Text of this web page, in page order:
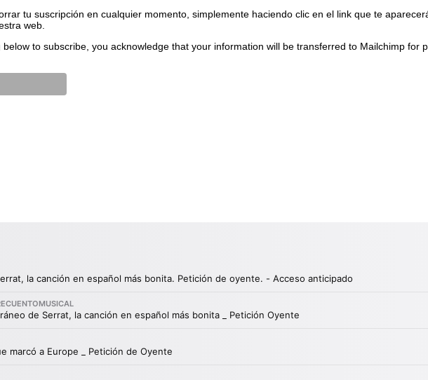
tu suscripción en cualquier momento, simplemente haciendo clic en el link que te
web.
to subscribe, you acknowledge that your information will be transferred to Mailchimp for